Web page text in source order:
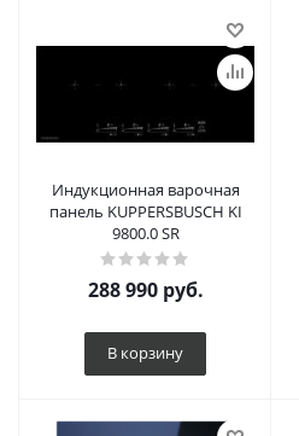
Индукционная варочная
панель KUPPERSBUSCH KI
9800.0 SR
288 990руб.
В корзину